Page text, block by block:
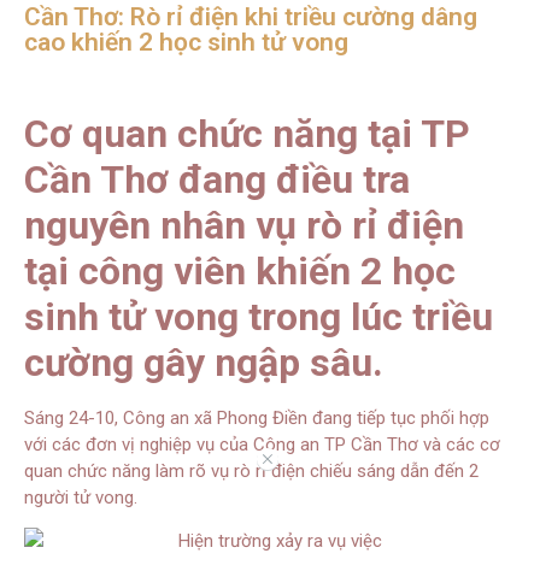
Cần Thơ: Rò rỉ điện khi triều cường dâng
cao khiến 2 học sinh tử vong
Cơ quan chức năng tại TP
Cần Thơ đang điều tra
nguyên nhân vụ rò rỉ điện
tại công viên khiến 2 học
sinh tử vong trong lúc triều
cường gây ngập sâu.
Sáng 24-10, Công an xã Phong Điền đang tiếp tục phối hợp
với các đơn vị nghiệp vụ của Công an TP Cần Thơ và các cơ
quan chức năng làm rõ vụ rò rỉ điện chiếu sáng dẫn đến 2
người tử vong.
//